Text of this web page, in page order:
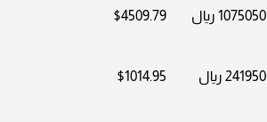
1075050 ريال $4509.79
241950 ريال $1014.95